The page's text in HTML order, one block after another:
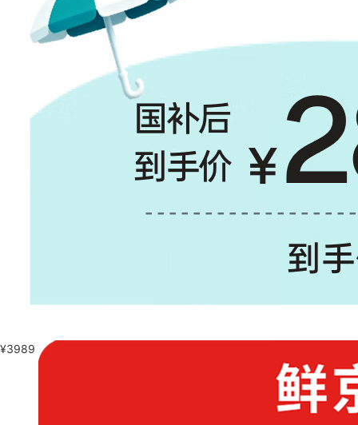
¥3989